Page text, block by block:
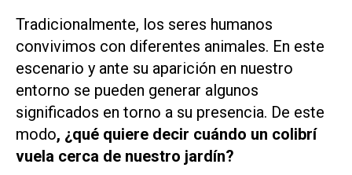
Tradicionalmente, los seres humanos
convivimos con diferentes animales. En este
escenario y ante su aparición en nuestro
entorno se pueden generar algunos
significados en torno a su presencia. De este
modo, ¿qué quiere decir cuándo un colibrí
vuela cerca de nuestro jardín?